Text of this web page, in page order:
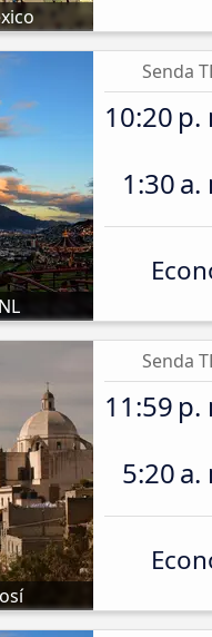
Senda
10:20 p.
1:30 a.
Senda
11:59 p.
5:20 a.